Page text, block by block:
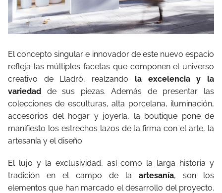
El concepto singular e innovador de este nuevo espacio
refleja las múltiples facetas que componen el universo
creativo de Lladró, realzando la excelencia y la
variedad de sus piezas. Además de presentar las
colecciones de esculturas, alta porcelana, iluminación,
accesorios del hogar y joyería, la boutique pone de
manifiesto los estrechos lazos de la firma con el arte, la
artesanía y el diseño.
El lujo y la exclusividad, así como la larga historia y
tradición en el campo de la artesanía, son los
elementos que han marcado el desarrollo del proyecto.